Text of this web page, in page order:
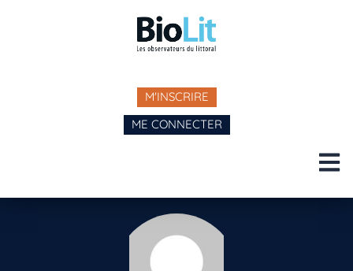
M'INSCRIRE
ME CONNECTER